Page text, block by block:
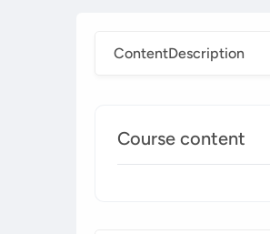
ContentDescription
Course content